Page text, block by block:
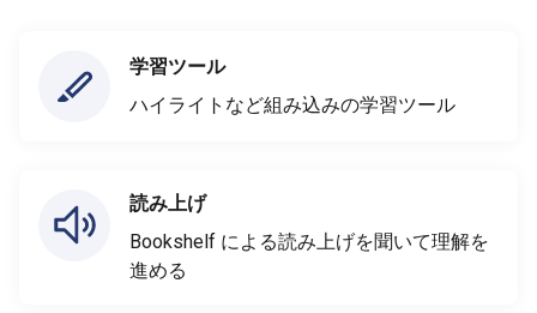
学習ツール
ハイライトなど組み込みの学習ツール
読み上げ
Bookshelf による読み上げを聞いて理解を
進める